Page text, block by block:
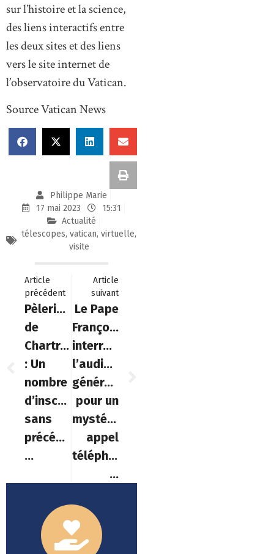
sur l’histoire et la science,
des liens interactifs entre
les deux sites et des liens
vers le site internet de
l’observatoire du Vatican.
Source Vatican News
Philippe Marie
17 mai 2023
15:31
Actualité
télescopes, vatican, virtuelle,
visite
Article
précédent
Pèlerinage
de
Chartres
: Un
nombre
d’inscriptions
sans
précédent
…
Article
suivant
Le Pape
François
interrompt
l’audience
générale
pour un
mystérieux
appel
téléphonique
…